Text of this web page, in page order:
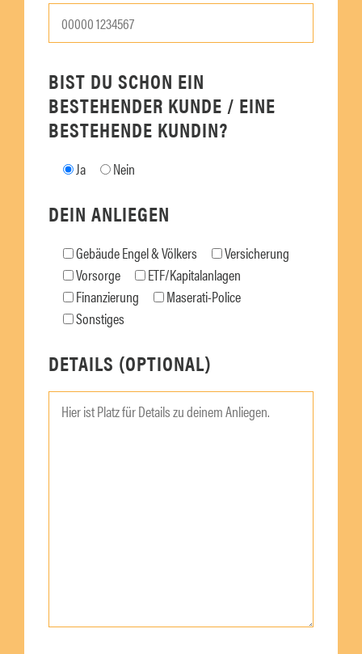
BIST DU SCHON EIN
BESTEHENDER KUNDE / EINE
BESTEHENDE KUNDIN?
Ja Nein
DEIN ANLIEGEN
Gebäude Engel & Völkers
Versicherung
Vorsorge
ETF/Kapitalanlagen
Finanzierung
Maserati-Police
Sonstiges
DETAILS (OPTIONAL)